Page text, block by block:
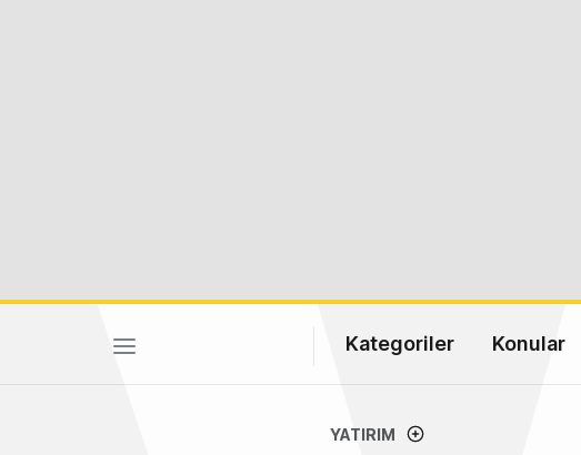
Kategoriler Konular
YATIRIM